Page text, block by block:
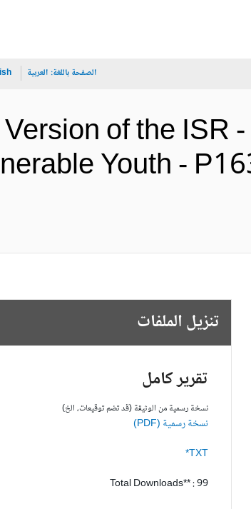
الصفحة باللغة: العربية
of the ISR
Youth -
تنزيل الملفات
تقرير كامل
نسخة رسمية من الوثيقة (قد تضم توقيعات، الخ)
نسخة رسمية (PDF)
TXT*
Total Downloads** : 99